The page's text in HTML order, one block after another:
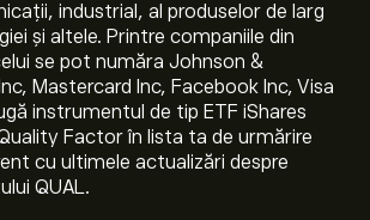
industrial, al produselor de larg
și altele. Printre companiile din
se pot număra Johnson &
Mastercard Inc, Facebook Inc, Visa
instrumentul de tip ETF iShares
Quality Factor în lista ta de urmărire
cu ultimele actualizări despre
QUAL.
Edge MSCI USA Quality este
de timp „1D” sau „1W” pe graficul